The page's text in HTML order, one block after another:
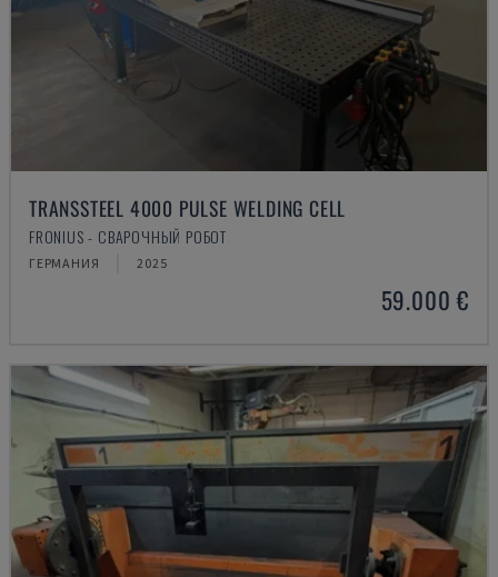
TRANSSTEEL 4000 PULSE WELDING CELL
FRONIUS - СВАРОЧНЫЙ РОБОТ
ГЕРМАНИЯ 2025
59.000 €